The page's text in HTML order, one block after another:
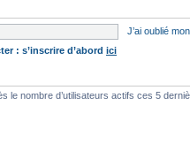
J’ai oublié
: s’inscrire d’abord ici
le nombre d’utilisateurs actifs ces 5